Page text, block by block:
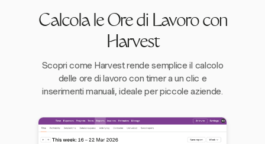
Calcola le Ore di Lavoro con
Harvest
Scopri come Harvest rende semplice il calcolo
delle ore di lavoro con timer a un clic e
inserimenti manuali, ideale per piccole aziende.